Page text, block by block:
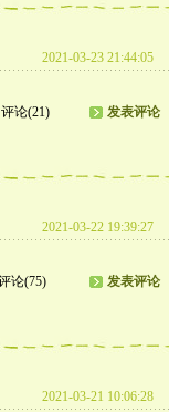
2021-03-23 21:44:05
评论(21) 发表评论
2021-03-22 19:39:27
论(75) 发表评论
2021-03-21 10:06:28